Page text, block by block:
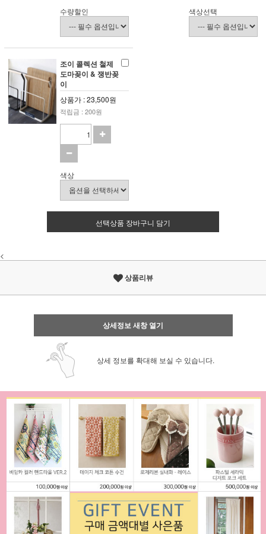
수량할인 색상선택
조이 콜렉션 철제
도마꽂이 & 쟁반꽂
이
상품가 : 23,500원
적립금 : 200원
색상
선택상품 장바구니 담기
<
상품리뷰
상세정보 새창 열기
상세 정보를 확대해 보실 수 있습니다.